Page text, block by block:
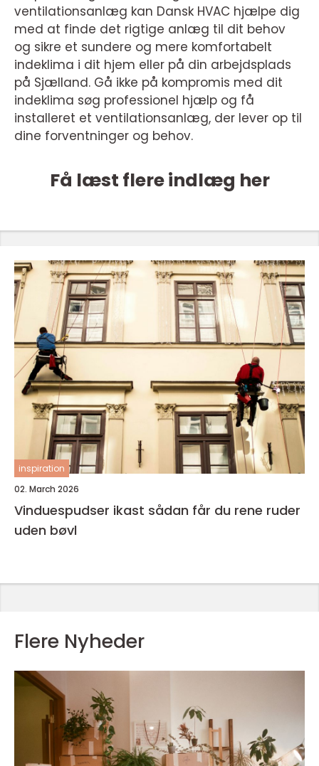
ventilationsanlæg kan Dansk HVAC hjælpe dig
med at finde det rigtige anlæg til dit behov
og sikre et sundere og mere komfortabelt
indeklima i dit hjem eller på din arbejdsplads
på Sjælland. Gå ikke på kompromis med dit
indeklima søg professionel hjælp og få
installeret et ventilationsanlæg, der lever op til
dine forventninger og behov.
Få læst flere indlæg her
inspiration
02. March 2026
Vinduespudser ikast sådan får du rene ruder
uden bøvl
Flere Nyheder